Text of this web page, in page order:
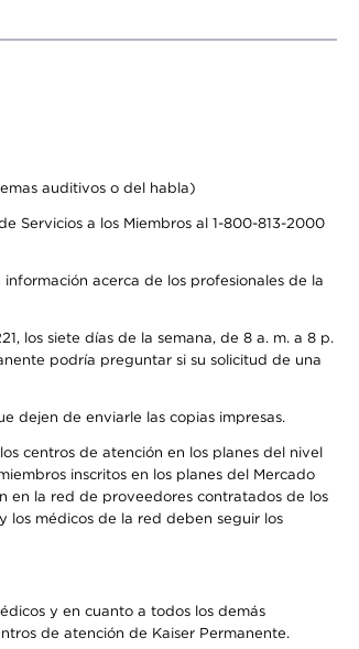
auditivos o del habla)
Servicios a los Miembros al 1-800-813-2000
acerca de los profesionales de la
los siete días de la semana, de 8 a. m. a 8 p.
podría preguntar si su solicitud de una
dejen de enviarle las copias impresas.
centros de atención en los planes del nivel
inscritos en los planes del Mercado
en la red de proveedores contratados de los
los médicos de la red deben seguir los
y en cuanto a todos los demás
de atención de Kaiser Permanente.